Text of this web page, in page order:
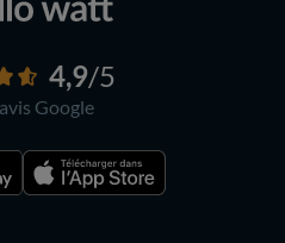
4,9/5
Google